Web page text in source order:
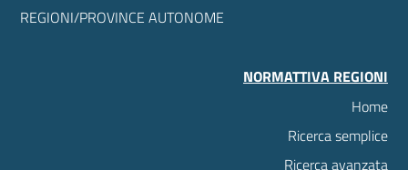
REGIONI/PROVINCE AUTONOME
NORMATTIVA REGIONI
Home
Ricerca semplice
Ricerca avanzata